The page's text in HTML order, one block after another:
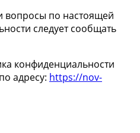
вопросы по настоящей
следует сообщать
конфиденциальности
адресу: https://nov-